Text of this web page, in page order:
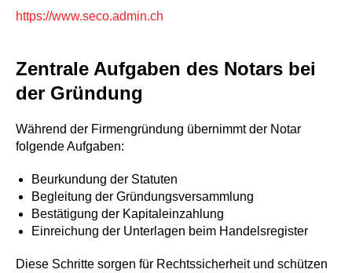
https://www.seco.admin.ch
Zentrale Aufgaben des Notars bei
der Gründung
Während der Firmengründung übernimmt der Notar
folgende Aufgaben:
Beurkundung der Statuten
Begleitung der Gründungsversammlung
Bestätigung der Kapitaleinzahlung
Einreichung der Unterlagen beim Handelsregister
Diese Schritte sorgen für Rechtssicherheit und schützen